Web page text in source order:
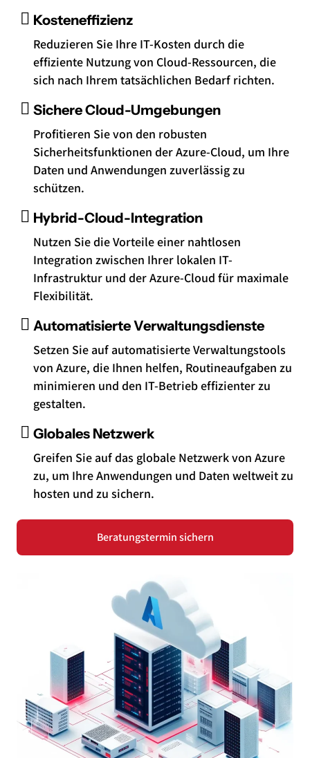
Kosteneffizienz
Reduzieren Sie Ihre IT-Kosten durch die
effiziente Nutzung von Cloud-Ressourcen, die
sich nach Ihrem tatsächlichen Bedarf richten.
Sichere Cloud-Umgebungen
Profitieren Sie von den robusten
Sicherheitsfunktionen der Azure-Cloud, um Ihre
Daten und Anwendungen zuverlässig zu
schützen.
Hybrid-Cloud-Integration
Nutzen Sie die Vorteile einer nahtlosen
Integration zwischen Ihrer lokalen IT-
Infrastruktur und der Azure-Cloud für maximale
Flexibilität.
Automatisierte Verwaltungsdienste
Setzen Sie auf automatisierte Verwaltungstools
von Azure, die Ihnen helfen, Routineaufgaben zu
minimieren und den IT-Betrieb effizienter zu
gestalten.
Globales Netzwerk
Greifen Sie auf das globale Netzwerk von Azure
zu, um Ihre Anwendungen und Daten weltweit zu
hosten und zu sichern.
Beratungstermin sichern